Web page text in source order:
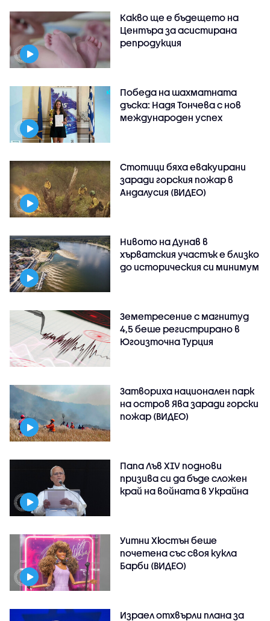
Какво ще е бъдещето на
Центъра за асистирана
репродукция
Победа на шахматната
дъска: Надя Тончева с нов
международен успех
Стотици бяха евакуирани
заради горския пожар в
Андалусия (ВИДЕО)
Нивото на Дунав в
хърватския участък е близко
до историческия си минимум
Земетресение с магнитуд
4,5 беше регистрирано в
Югоизточна Турция
Затвориха национален парк
на остров Ява заради горски
пожар (ВИДЕО)
Папа Лъв XIV поднови
призива си да бъде сложен
край на войната в Украйна
Уитни Хюстън беше
почетена със своя кукла
Барби (ВИДЕО)
Израел отхвърли плана за